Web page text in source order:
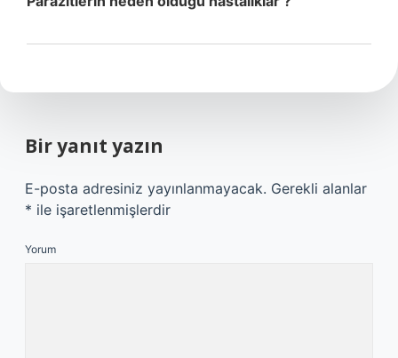
Bir yanıt yazın
E-posta adresiniz yayınlanmayacak. Gerekli alanlar
* ile işaretlenmişlerdir
Yorum